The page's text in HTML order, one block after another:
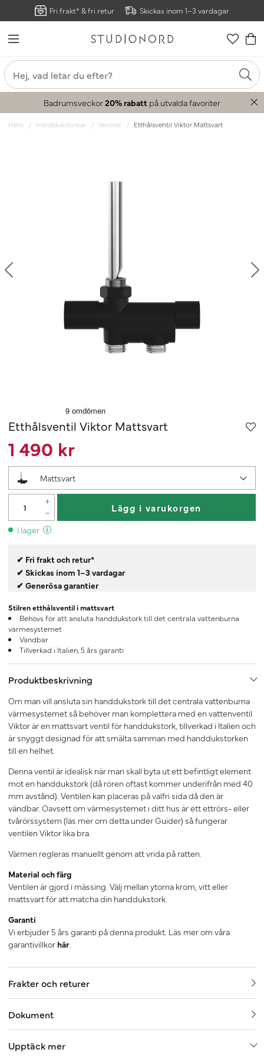
Fri frakt* & fri retur Skickas inom 1–3 vardagar
Badrumsveckor20% rabatt på utvalda favoriter
Hem Handdukstorkar Ventiler Etthålsventil Viktor Mattsvart
Etthålsventil Viktor Mattsvart
1 490 kr
Mattsvart
Lägg i varukorgen
I lager
✔ Fri frakt och retur*
✔ Skickas inom 1–3 vardagar
✔ Generösa garantier
Stilren etthålsventil i mattsvart
Behövs för att ansluta handdukstork till det centrala vattenburna
värmesystemet
Vändbar
Tillverkad i Italien, 5 års garanti
Produktbeskrivning
Om man vill ansluta sin handdukstork till det centrala vattenburna
värmesystemet så behöver man komplettera med en vattenventil.
Viktor är en mattsvart ventil för handdukstork, tillverkad i Italien och
är snyggt designad för att smälta samman med handdukstorken
till en helhet.
Denna ventil är idealisk när man skall byta ut ett befintligt element
mot en handdukstork (då rören oftast kommer underifrån med 40
mm avstånd). Ventilen kan placeras på valfri sida då den är
vändbar. Oavsett om värmesystemet i ditt hus är ett ettrörs- eller
tvårörssystem (läs mer om detta under Guider) så fungerar
ventilen Viktor lika bra.
Värmen regleras manuellt genom att vrida på ratten.
Material och färg
Ventilen är gjord i mässing. Välj mellan ytorna krom, vitt eller
mattsvart för att matcha din handdukstork.
Garanti
Vi erbjuder 5 års garanti på denna produkt. Läs mer om våra
garantivillkor här.
Frakter och returer
Dokument
Upptäck mer